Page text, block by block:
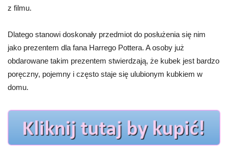
z filmu.
Dlatego stanowi doskonały przedmiot do posłużenia się nim
jako prezentem dla fana Harrego Pottera. A osoby już
obdarowane takim prezentem stwierdzają, że kubek jest bardzo
poręczny, pojemny i często staje się ulubionym kubkiem w
domu.